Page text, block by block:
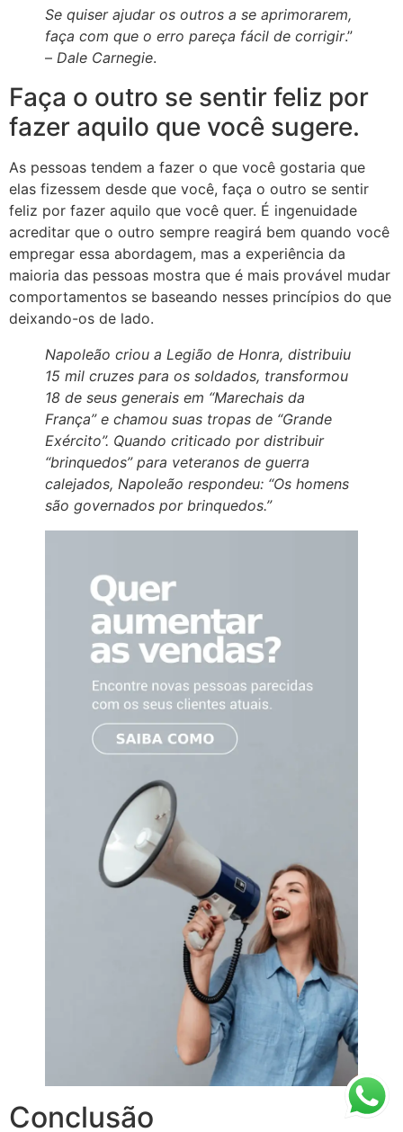
Se quiser ajudar os outros a se aprimorarem,
faça com que o erro pareça fácil de corrigir.”
– Dale Carnegie.
Faça o outro se sentir feliz por
fazer aquilo que você sugere.
As pessoas tendem a fazer o que você gostaria que
elas fizessem desde que você, faça o outro se sentir
feliz por fazer aquilo que você quer. É ingenuidade
acreditar que o outro sempre reagirá bem quando você
empregar essa abordagem, mas a experiência da
maioria das pessoas mostra que é mais provável mudar
comportamentos se baseando nesses princípios do que
deixando-os de lado.
Napoleão criou a Legião de Honra, distribuiu
15 mil cruzes para os soldados, transformou
18 de seus generais em “Marechais da
França” e chamou suas tropas de “Grande
Exército”. Quando criticado por distribuir
“brinquedos” para veteranos de guerra
calejados, Napoleão respondeu: “Os homens
são governados por brinquedos.”
Conclusão